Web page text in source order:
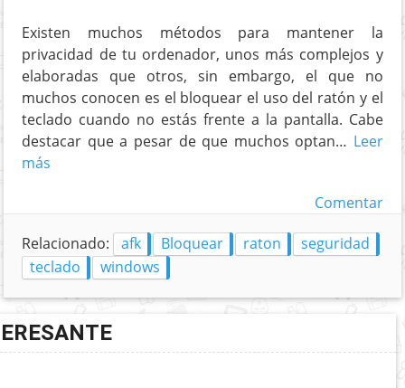
Existen muchos métodos para mantener la
privacidad de tu ordenador, unos más complejos y
elaboradas que otros, sin embargo, el que no
muchos conocen es el bloquear el uso del ratón y el
teclado cuando no estás frente a la pantalla. Cabe
destacar que a pesar de que muchos optan… Leer
más
Comentar
Relacionado: afk Bloquear raton
seguridad
teclado
windows